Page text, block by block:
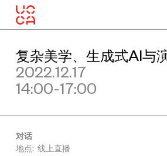
复杂美学、生成式AI与
2022.12.17
14:00-17:00
对话
地点: 线上直播